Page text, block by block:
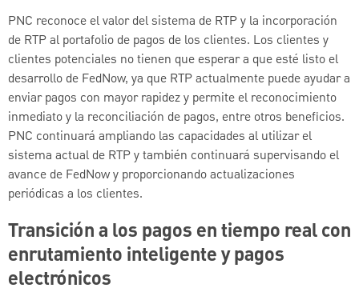
PNC reconoce el valor del sistema de RTP y la incorporación
de RTP al portafolio de pagos de los clientes. Los clientes y
clientes potenciales no tienen que esperar a que esté listo el
desarrollo de FedNow, ya que RTP actualmente puede ayudar a
enviar pagos con mayor rapidez y permite el reconocimiento
inmediato y la reconciliación de pagos, entre otros beneficios.
PNC continuará ampliando las capacidades al utilizar el
sistema actual de RTP y también continuará supervisando el
avance de FedNow y proporcionando actualizaciones
periódicas a los clientes.
Transición a los pagos en tiempo real con
enrutamiento inteligente y pagos
electrónicos